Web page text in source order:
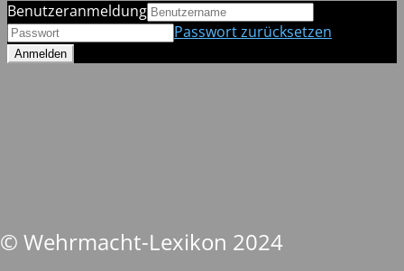
© Wehrmacht-Lexikon 2024
Benutzeranmeldung
Passwort zurücksetzen